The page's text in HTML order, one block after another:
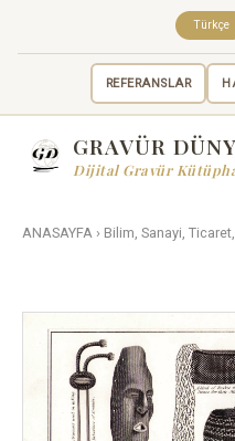
REFERANSLAR
Türkçe
GRAVÜR
Dijital Gravür
ANASAYFA › Bilim, Sanayi, Ticaret,